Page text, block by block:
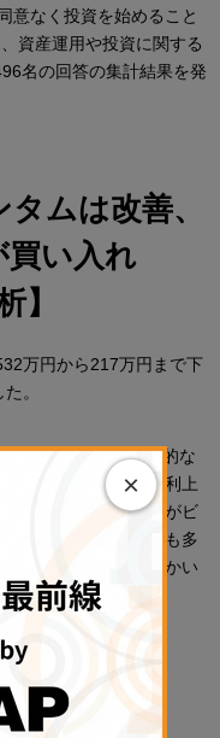
意なく投資を始めること
資産運用や投資に関する
名の回答の集計結果を発
ムは改善、
買い入れ
】
万円から217万円まで下
。
で上昇するなど歴史的な
の中央銀行が急速に利上
流入が鈍化したことがビ
ました。今年の前半も多
トコイン相場には向かい
む
×